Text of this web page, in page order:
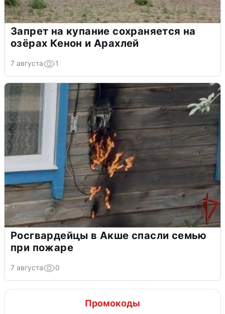
Запрет на купание сохраняется на
озёрах Кенон и Арахлей
7 августа 1
Росгвардейцы в Акше спасли семью
при пожаре
7 августа 0
Промокоды